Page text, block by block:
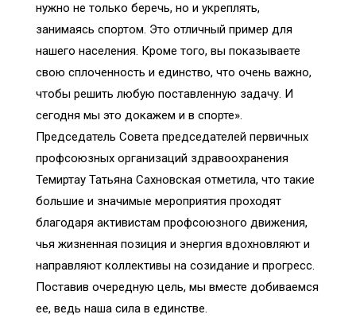
нужно не только беречь, но и укреплять,
занимаясь спортом. Это отличный пример для
нашего населения. Кроме того, вы показываете
свою сплоченность и единство, что очень важно,
чтобы решить любую поставленную задачу. И
сегодня мы это докажем и в спорте».
Председатель Совета председателей первичных
профсоюзных организаций здравоохранения
Темиртау Татьяна Сахновская отметила, что такие
большие и значимые мероприятия проходят
благодаря активистам профсоюзного движения,
чья жизненная позиция и энергия вдохновляют и
направляют коллективы на созидание и прогресс.
Поставив очередную цель, мы вместе добиваемся
ее, ведь наша сила в единстве.